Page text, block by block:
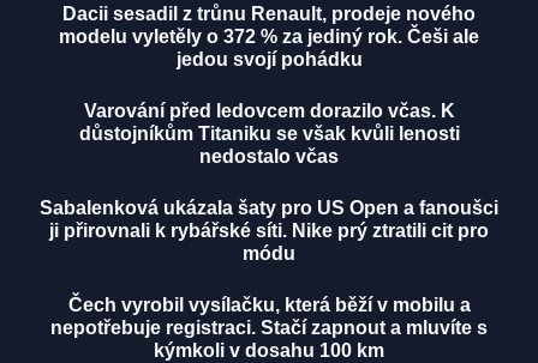
Dacii sesadil z trůnu Renault, prodeje nového
modelu vyletěly o 372 % za jediný rok. Češi ale
jedou svojí pohádku
Varování před ledovcem dorazilo včas. K
důstojníkům Titaniku se však kvůli lenosti
nedostalo včas
Sabalenková ukázala šaty pro US Open a fanoušci
ji přirovnali k rybářské síti. Nike prý ztratili cit pro
módu
Čech vyrobil vysílačku, která běží v mobilu a
nepotřebuje registraci. Stačí zapnout a mluvíte s
kýmkoli v dosahu 100 km